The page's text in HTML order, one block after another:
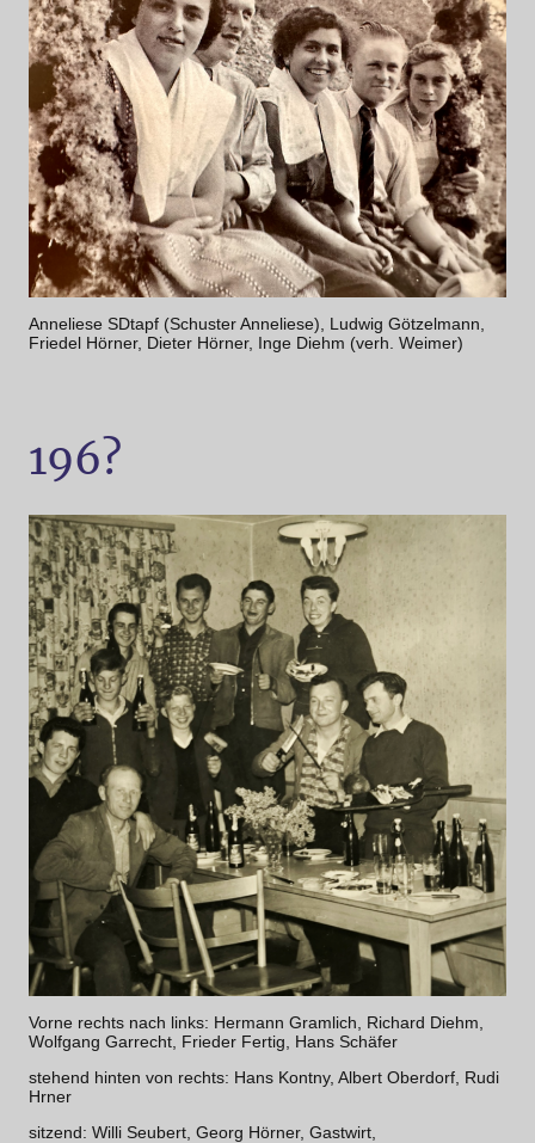
Anneliese SDtapf (Schuster Anneliese), Ludwig Götzelmann,
Friedel Hörner, Dieter Hörner, Inge Diehm (verh. Weimer)
196?
Vorne rechts nach links: Hermann Gramlich, Richard Diehm,
Wolfgang Garrecht, Frieder Fertig, Hans Schäfer
stehend hinten von rechts: Hans Kontny, Albert Oberdorf, Rudi
Hrner
sitzend: Willi Seubert, Georg Hörner, Gastwirt,